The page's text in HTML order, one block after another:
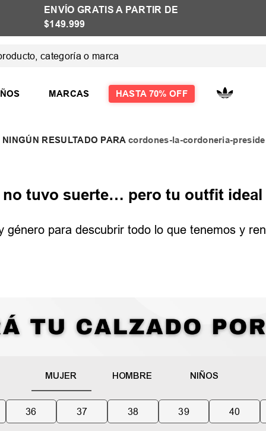
ENVÍO GRATIS A PARTIR DE
$149.999
MARCAS HASTA 70% OFF
cordones-la-cordoneria-
no tuvo suerte… pero tu outfit ideal
género para descubrir todo lo que tenemos y
MUJER HOMBRE NIÑOS
36 37 38 39 40